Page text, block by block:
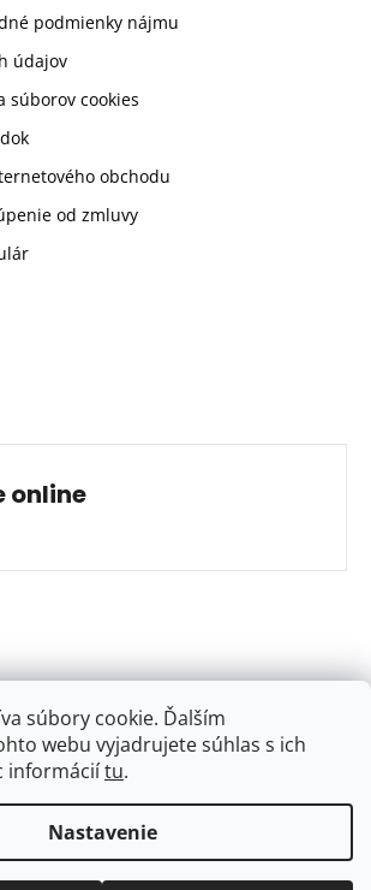
súbory cookie. Ďalším
webu vyjadrujete súhlas s ich
informáciítu.
Nastavenie
podmienky nájmu
údajov
súborov cookies
obchodu
od zmluvy
online
Vytvoril Shoptet&Jakub Grác